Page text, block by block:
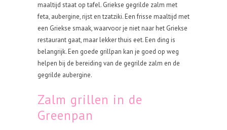
maaltijd staat op tafel. Griekse gegrilde zalm met
feta, aubergine, rijst en tzatziki. Een frisse maaltijd met
een Griekse smaak, waarvoor je niet naar het Griekse
restaurant gaat, maar lekker thuis eet. Een ding is
belangrijk. Een goede grillpan kan je goed op weg
helpen bij de bereiding van de gegrilde zalm en de
gegrilde aubergine.
Zalm grillen in de
Greenpan